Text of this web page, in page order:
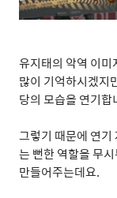
유지태의 악역 이미
많이 기억하시겠지
당의 모습을 연기합
그렇기 때문에 연
는 뻔한 역할을 무
만들어주는데요.